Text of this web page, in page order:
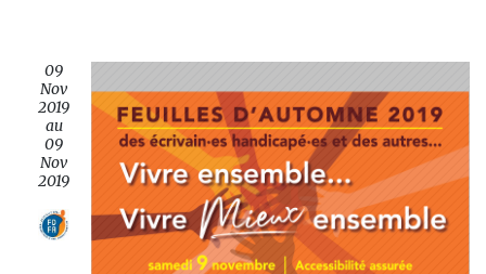
09
Nov
2019
au
09
Nov
2019